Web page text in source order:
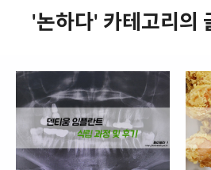
'논하다' 카테고리의